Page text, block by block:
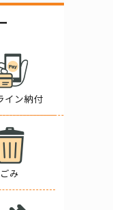
イン納付
ごみ